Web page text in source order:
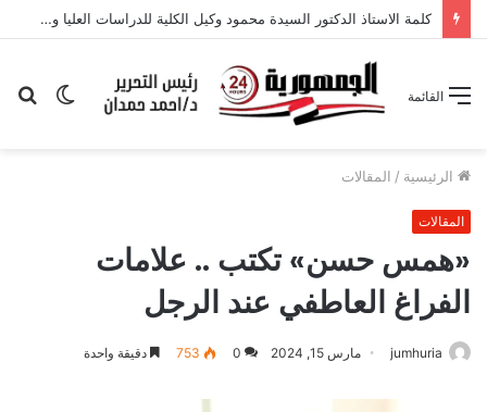
الوضع
القائمة
الرئيسية / المقالات
المقالات
«همس حسن» تكتب .. علامات
الفراغ العاطفي عند الرجل
jumhuria مارس 15, 2024 0
753 دقيقة واحدة